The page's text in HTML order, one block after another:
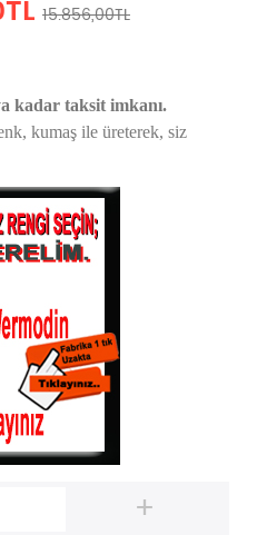
15.856,00TL
kadar taksit imkanı.
kumaş ile üreterek, siz
+